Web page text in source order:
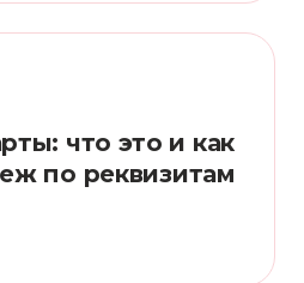
что это и как
по реквизитам